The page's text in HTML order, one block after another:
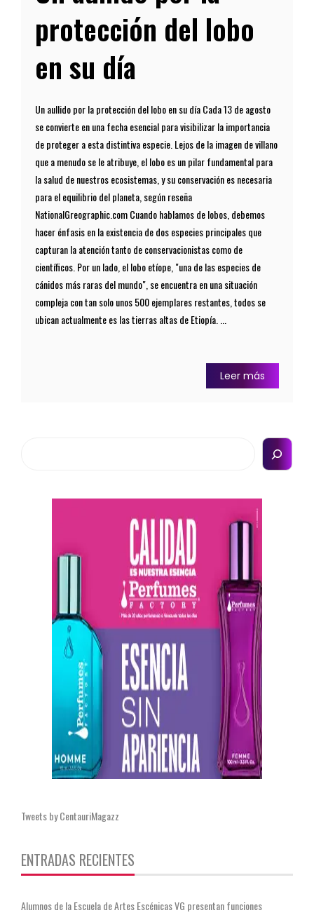
protección del lobo
en su día
Un aullido por la protección del lobo en su día Cada 13 de agosto
se convierte en una fecha esencial para visibilizar la importancia
de proteger a esta distintiva especie. Lejos de la imagen de villano
que a menudo se le atribuye, el lobo es un pilar fundamental para
la salud de nuestros ecosistemas, y su conservación es necesaria
para el equilibrio del planeta, según reseña
NationalGreographic.com Cuando hablamos de lobos, debemos
hacer énfasis en la existencia de dos especies principales que
capturan la atención tanto de conservacionistas como de
científicos. Por un lado, el lobo etíope, "una de las especies de
cánidos más raras del mundo", se encuentra en una situación
compleja con tan solo unos 500 ejemplares restantes, todos se
ubican actualmente es las tierras altas de Etiopía. ...
Leer más
Tweets by CentauriMagazz
ENTRADAS RECIENTES
Alumnos de la Escuela de Artes Escénicas VG presentan funciones